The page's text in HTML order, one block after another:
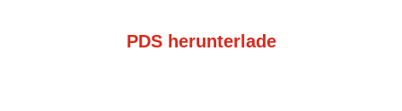
PDS herunterlade